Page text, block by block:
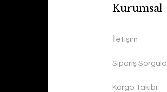
Kurumsal
İletişim
Sipariş Sorgula
Kargo Takibi